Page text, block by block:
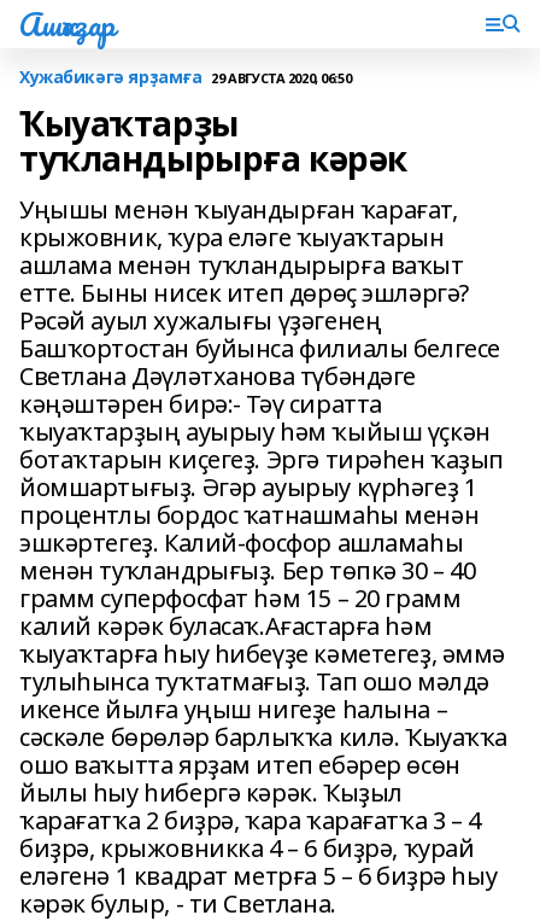
Ашҡаҙар
Хужабикәгә ярҙамға 29 АВГУСТА 2020, 06:50
Ҡыуаҡтарҙы
туҡландырырға кәрәк
Уңышы менән ҡыуандырған ҡарағат,
крыжовник, ҡура еләге ҡыуаҡтарын
ашлама менән туҡландырырға ваҡыт
етте. Быны нисек итеп дөрөҫ эшләргә?
Рәсәй ауыл хужалығы үҙәгенең
Башҡортостан буйынса филиалы белгесе
Светлана Дәүләтханова түбәндәге
кәңәштәрен бирә:- Тәү сиратта
ҡыуаҡтарҙың ауырыу һәм ҡыйыш үҫкән
ботаҡтарын киҫегеҙ. Эргә тирәһен ҡаҙып
йомшартығыҙ. Әгәр ауырыу күрһәгеҙ 1
процентлы бордос ҡатнашмаһы менән
эшкәртегеҙ. Калий-фосфор ашламаһы
менән туҡландрығыҙ. Бер төпкә 30 – 40
грамм суперфосфат һәм 15 – 20 грамм
калий кәрәк буласаҡ.Ағастарға һәм
ҡыуаҡтарға һыу һибеүҙе кәметегеҙ, әммә
тулыһынса туҡтатмағыҙ. Тап ошо мәлдә
икенсе йылға уңыш нигеҙе һалына –
сәскәле бөрөләр барлыҡҡа килә. Ҡыуаҡҡа
ошо ваҡытта ярҙам итеп ебәрер өсөн
йылы һыу һибергә кәрәк. Ҡыҙыл
ҡарағатҡа 2 биҙрә, ҡара ҡарағатҡа 3 – 4
биҙрә, крыжовникка 4 – 6 биҙрә, ҡурай
еләгенә 1 квадрат метрға 5 – 6 биҙрә һыу
кәрәк булыр, - ти Светлана.